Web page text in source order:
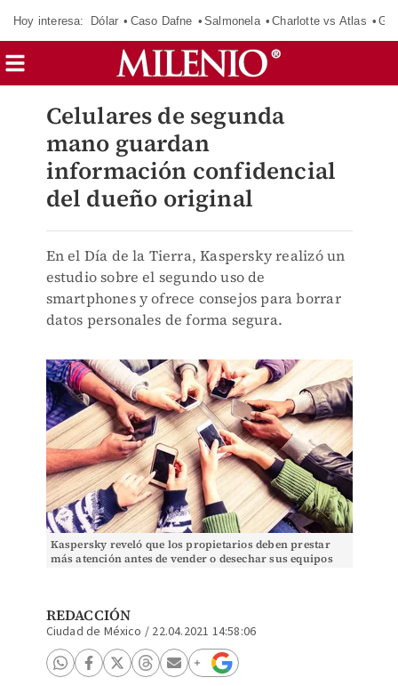
Hoy interesa: Dólar Caso Dafne Salmonela Charlotte vs Atlas
Celulares de segunda
mano guardan
información confidencial
del dueño original
En el Día de la Tierra, Kaspersky realizó un
estudio sobre el segundo uso de
smartphones y ofrece consejos para borrar
datos personales de forma segura.
Kaspersky reveló que los propietarios deben prestar
más atención antes de vender o desechar sus equipos
REDACCIÓN
Ciudad de México / 22.04.2021 14:58:06